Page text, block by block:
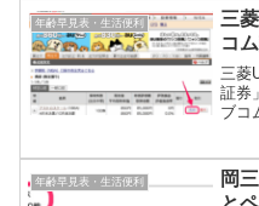
メー
6ヶ
年齢早見表・生活便利
三
コ
三菱
証券
ブコ
要ブ
ック
年齢早見表・生活便利
岡